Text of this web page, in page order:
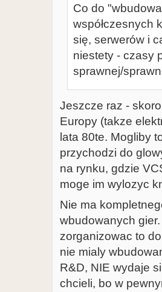
Co do
współczesnych
się, serwerów i
niestety - czasy
sprawnej/
Jeszcze raz -
Europy (takze
lata 80te. Mogliby
przychodzi do
na rynku, gdzie
moge im wylozyc
Nie ma
wbudowanych
zorganizowac to
nie mialy
R&D, NIE wydaje
chcieli, bo w